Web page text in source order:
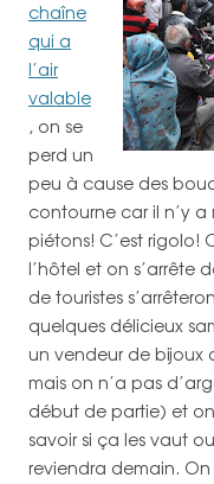
chaîne
qui a
l’air
valable
, on se
perd un
peu à cause des
contourne car il n’y
piétons! C’est rigolo!
l’hôtel et on s’arrête
de touristes
quelques délicieux
un vendeur de bijoux
mais on n’a pas
début de partie) et
savoir si ça les vaut
reviendra demain.